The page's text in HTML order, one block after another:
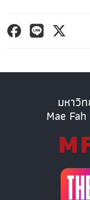
มหาวิ
Mae